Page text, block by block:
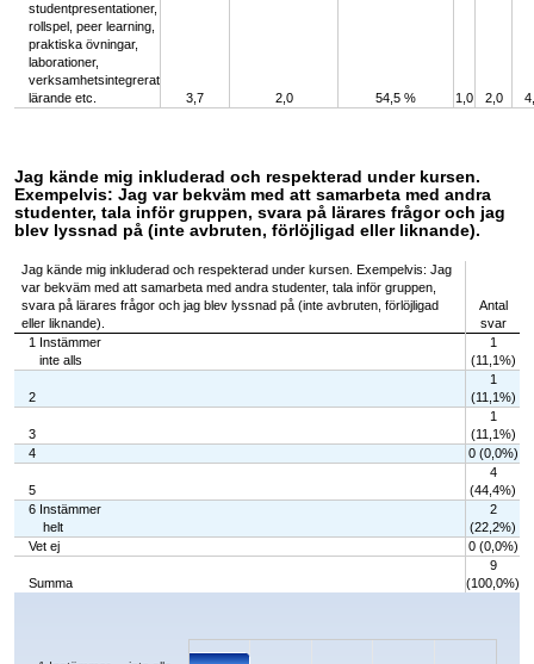
studentpresentationer,
rollspel, peer learning,
praktiska övningar,
laborationer,
verksamhetsintegrerat
lärande etc.
3,7 2,0 54,5 % 1,0 2,0
Jag kände mig inkluderad och respekterad under kursen.
Exempelvis: Jag var bekväm med att samarbeta med andra
studenter, tala inför gruppen, svara på lärares frågor och jag
blev lyssnad på (inte avbruten, förlöjligad eller liknande).
Jag kände mig inkluderad och respekterad under kursen. Exempelvis: Jag
var bekväm med att samarbeta med andra studenter, tala inför gruppen,
svara på lärares frågor och jag blev lyssnad på (inte avbruten, förlöjligad
eller liknande).
Antal
svar
1 Instämmer
inte alls
1
(11,1%)
2
1
(11,1%)
3
1
(11,1%)
4
0 (0,0%)
5
4
(44,4%)
6 Instämmer
helt
2
(22,2%)
Vet ej
0 (0,0%)
Summa
9
(100,0%)
Chart
The chart has 1 X axis displaying categories.
The chart has 1 Y axis displaying values. Data ranges from 0 to 4.